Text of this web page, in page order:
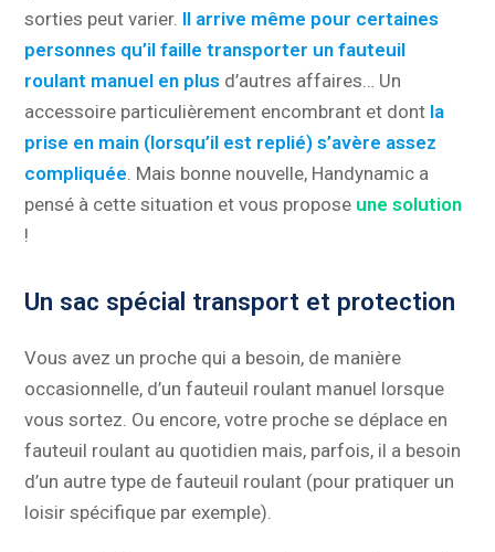
sorties peut varier. Il arrive même pour certaines
personnes qu’il faille transporter un fauteuil
roulant manuel en plus d’autres affaires… Un
accessoire particulièrement encombrant et dont la
prise en main (lorsqu’il est replié) s’avère assez
compliquée . Mais bonne nouvelle, Handynamic a
pensé à cette situation et vous propose une solution
!
Un sac spécial transport et protection
Vous avez un proche qui a besoin, de manière
occasionnelle, d’un fauteuil roulant manuel lorsque
vous sortez. Ou encore, votre proche se déplace en
fauteuil roulant au quotidien mais, parfois, il a besoin
d’un autre type de fauteuil roulant (pour pratiquer un
loisir spécifique par exemple).